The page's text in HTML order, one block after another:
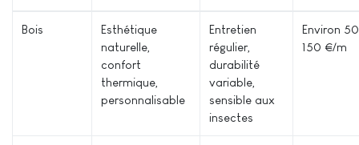
Bois
Esthétique
naturelle,
confort
thermique,
personnalisable
Entretien
régulier,
durabilité
variable,
sensible aux
insectes
Environ
150 €/m²